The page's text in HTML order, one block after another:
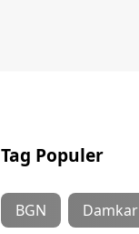
Tag Populer
BGN Damkar